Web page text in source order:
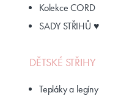
Kolekce CORD
SADY STŘIHŮ ♥
DĚTSKÉ STŘIHY
Tepláky a legíny